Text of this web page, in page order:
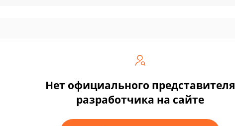
Нет официального представителя
разработчика на сайте